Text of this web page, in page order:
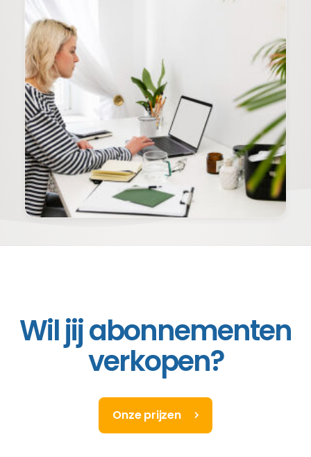
Wil jij abonnementen
verkopen?
Onze prijzen